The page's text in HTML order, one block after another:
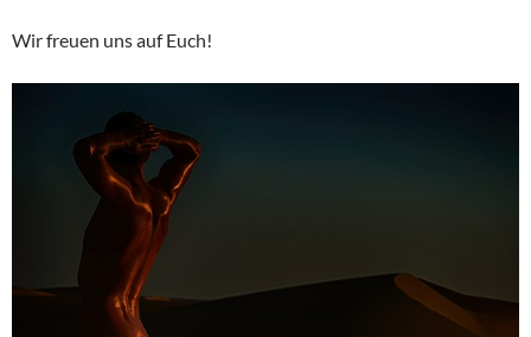
Wir freuen uns auf Euch!